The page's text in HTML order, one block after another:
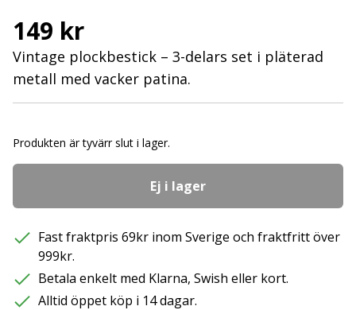
149 kr
Vintage plockbestick – 3-delars set i pläterad
metall med vacker patina.
Produkten är tyvärr slut i lager.
Ej i lager
Fast fraktpris 69kr inom Sverige och fraktfritt över
999kr.
Betala enkelt med Klarna, Swish eller kort.
Alltid öppet köp i 14 dagar.